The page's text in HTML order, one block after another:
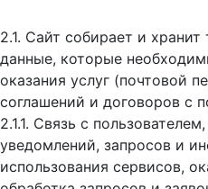
2.1. Сайт собирает и
данные, которые
оказания услуг (почтовой
соглашений и договоров с
2.1.1. Связь с
уведомлений, запросов и
использования сервисов,